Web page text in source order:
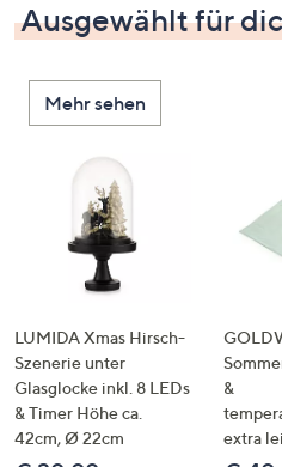
oben
und
nach
unten
oder
wischen
Touch-
Geräten
links
bzw.
rechts,
um
diese
Ausgewählt für
Mehr sehen
LUMIDA Xmas Hirsch-
Szenerie unter
Glasglocke inkl. 8 LEDs
& Timer Höhe ca.
42cm, Ø 22cm
&
extra